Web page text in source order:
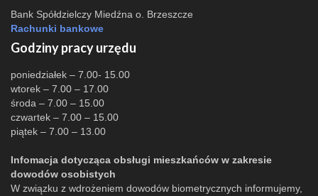
Bank Spółdzielczy Miedźna o. Brzeszcze
Rachunki bankowe
Godziny pracy urzędu
poniedziałek – 7.00- 15.00
wtorek – 7.00 – 17.00
środa – 7.00 – 15.00
czwartek – 7.00 – 15.00
piątek – 7.00 – 13.00
Infomacja dotycząca obsługi mieszkańców w zakresie
dowodów osobistych
W związku z wdrożeniem dowodów biometrycznych informujemy,